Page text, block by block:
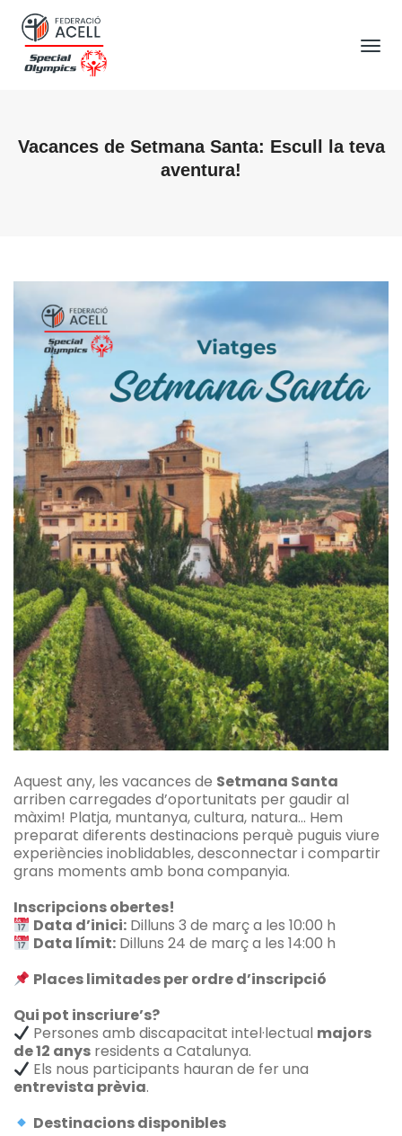
Vacances de Setmana Santa: Escull la teva
aventura!
Aquest any, les vacances de Setmana Santa
arriben carregades d’oportunitats per gaudir al
màxim! Platja, muntanya, cultura, natura… Hem
preparat diferents destinacions perquè puguis viure
experiències inoblidables, desconnectar i compartir
grans moments amb bona companyia.
Inscripcions obertes!
Data d’inici: Dilluns 3 de març a les 10:00 h
Data límit: Dilluns 24 de març a les 14:00 h
Places limitades per ordre d’inscripció
Qui pot inscriure’s?
Persones amb discapacitat intel·lectual majors
de 12 anys residents a Catalunya.
Els nous participants hauran de fer una
entrevista prèvia.
Destinacions disponibles